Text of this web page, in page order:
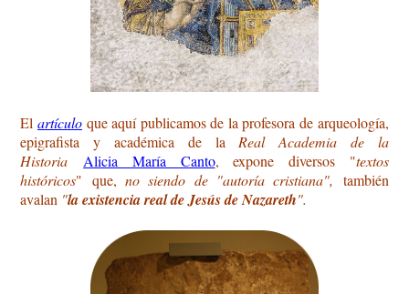
El artículoque aquí publicamos de la profesora de arqueología,
epigrafista y académica de la Real Academia de la
Historia
Alicia María Canto, expone diversos "textos
históricos" que, no siendo de "autoría cristiana",
también
avalan "la existencia real de Jesús de Nazareth".